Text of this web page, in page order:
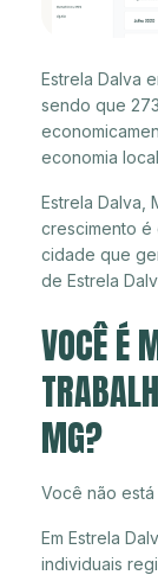
Estrela Dalva
sendo que
economia
Estrela Dalva,
crescimento é
cidade que
de Estrela
VOCÊ É
MG?
Você não
Em Estrela
individuais